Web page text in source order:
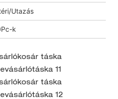
Utazás
k